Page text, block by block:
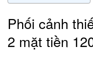
Phối cảnh
2 mặt tiền